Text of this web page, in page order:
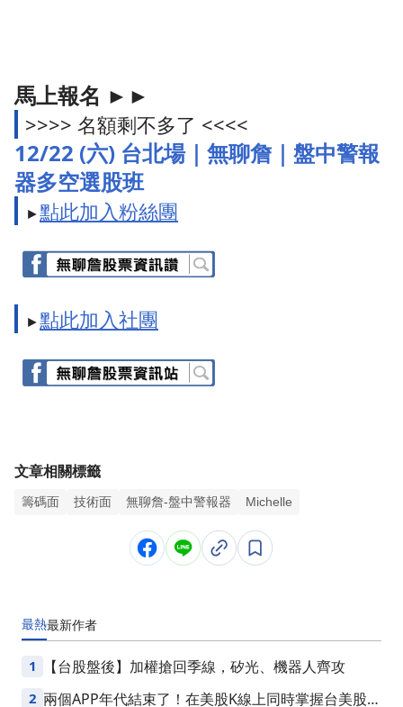
馬上報名 ►►
>>>> 名額剩不多了 <<<<
12/22 (六) 台北場｜無聊詹｜盤中警報
器多空選股班
►點此加入粉絲團
►點此加入社團
文章相關標籤
籌碼面 技術面 無聊詹-盤中警報器 Michelle
最熱最新作者
1 【台股盤後】加權搶回季線，矽光、機器人齊攻
2 兩個APP年代結束了！在美股K線上同時掌握台美股損